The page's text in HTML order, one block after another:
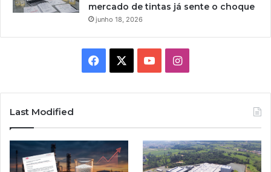
mercado de tintas já sente o choque
junho 18, 2026
Facebook YouTubeInstagram
Last Modified